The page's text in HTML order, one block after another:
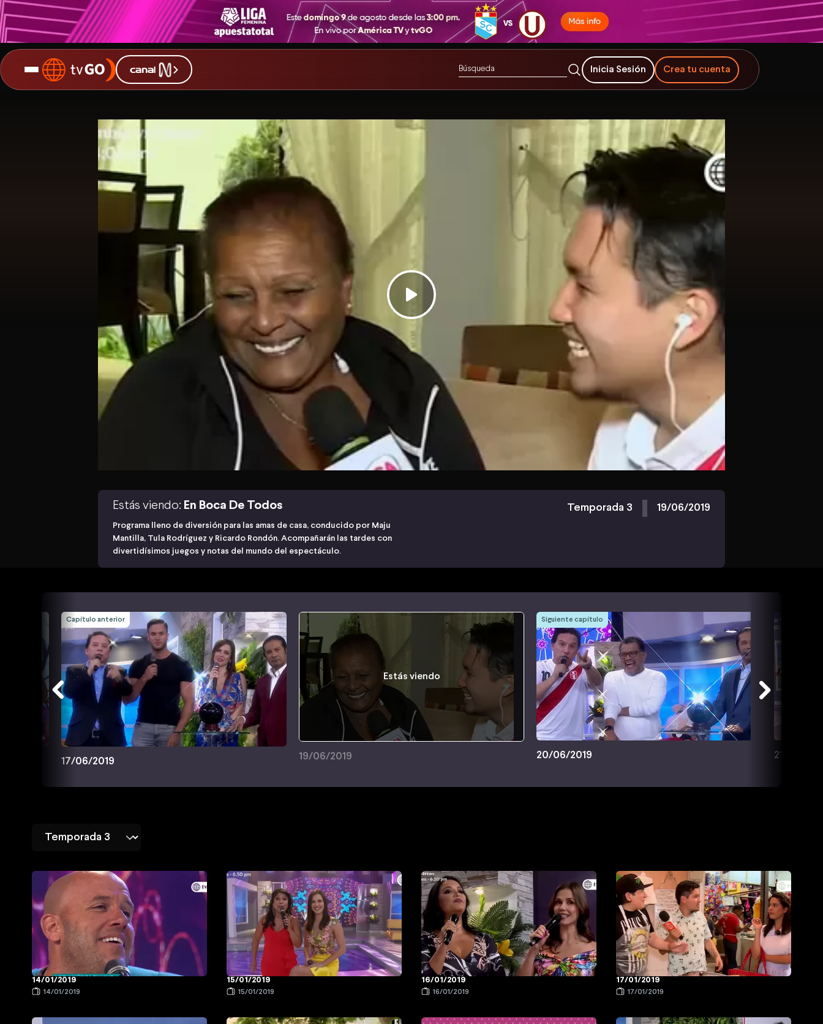
Inicia Sesión Crea tu cuenta
Estás viendo: En Boca De Todos
Programa lleno de diversión para las amas de casa, conducido por Maju
Mantilla, Tula Rodríguez y Ricardo Rondón. Acompañarán las tardes con
divertidísimos juegos y notas del mundo del espectáculo.
Temporada 3 19/06/2019
Capítulo anterior
17/06/2019
Estás viendo
19/06/2019
Siguiente capítulo
20/06/2019 21/06/
14/01/2019
14/01/2019
15/01/2019
15/01/2019
16/01/2019
16/01/2019
17/01/2019
17/01/2019